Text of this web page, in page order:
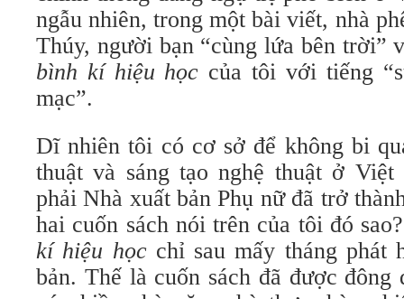
ngẫu nhiên, trong một bài viết, nhà
Thúy, người bạn “cùng lứa bên
bình kí hiệu học của tôi với tiếng
mạc”.
Dĩ nhiên tôi có cơ sở để không bi
thuật và sáng tạo nghệ thuật ở Việt
phải Nhà xuất bản Phụ nữ đã trở
hai cuốn sách nói trên của tôi đó
kí hiệu họcchỉ sau mấy tháng phát
bản. Thế là cuốn sách đã được đông